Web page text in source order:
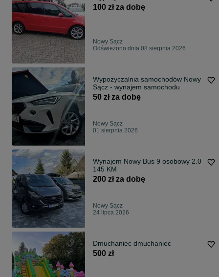
100 zł za dobę
Nowy Sącz
Odświeżono dnia 08 sierpnia 2026
Wypożyczalnia samochodów Nowy
Sącz - wynajem samochodu
50 zł za dobę
Nowy Sącz
01 sierpnia 2026
Wynajem Nowy Bus 9 osobowy 2.0
145 KM
200 zł za dobę
Nowy Sącz
24 lipca 2026
Dmuchaniec dmuchaniec
500 zł